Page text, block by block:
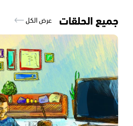
جميع الحلقات عرض الكل